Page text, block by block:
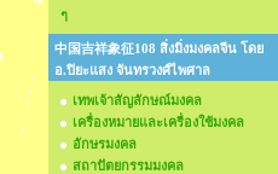
ๆ
中国吉祥象征108 สิ่งมิ่งมงคลจีน โดย
อ.ปิยะแสง จันทรวงศ์ไพศาล
เทพเจ้าสัญลักษณ์มงคล
เครื่องหมายและเครื่องใช้มงคล
อักษรมงคล
สถาปัตยกรรมมงคล